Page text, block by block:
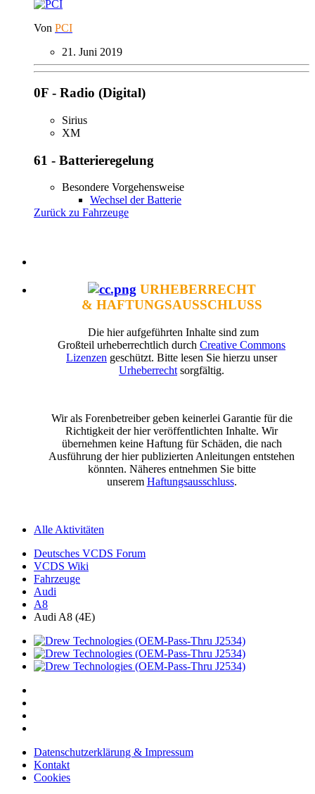
Von PCI
21. Juni 2019
0F - Radio (Digital)
Sirius
XM
61 - Batterieregelung
Besondere Vorgehensweise
Wechsel der Batterie
Zurück zu Fahrzeuge
URHEBERRECHT
& HAFTUNGSAUSSCHLUSS
Die hier aufgeführten Inhalte sind zum
Großteil urheberrechtlich durch Creative Commons
Lizenzen geschützt. Bitte lesen Sie hierzu unser
Urheberrecht sorgfältig.
Wir als Forenbetreiber geben keinerlei Garantie für die
Richtigkeit der hier veröffentlichten Inhalte. Wir
übernehmen keine Haftung für Schäden, die nach
Ausführung der hier publizierten Anleitungen entstehen
könnten. Näheres entnehmen Sie bitte
unserem Haftungsausschluss.
Alle Aktivitäten
Deutsches VCDS Forum
VCDS Wiki
Fahrzeuge
Audi
A8
Audi A8 (4E)
Datenschutzerklärung & Impressum
Kontakt
Cookies